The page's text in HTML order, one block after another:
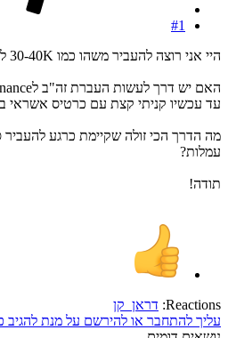
#1
היי אני רוצה להעביר משהו כמו 30-40K לקריפטו
האם יש דרך לעשות העברת זה"ב לBinance או exchange אחר?
עד עכשיו קניתי קצת עם כרטיס אשראי בBinance אבל יש הרבה עמלות
מה הדרך הכי זולה שקיימת כרגע
עמלות?
תודה!
Reactions: דראן_קן
עליך להתחבר או להירשם על מנת להגיב